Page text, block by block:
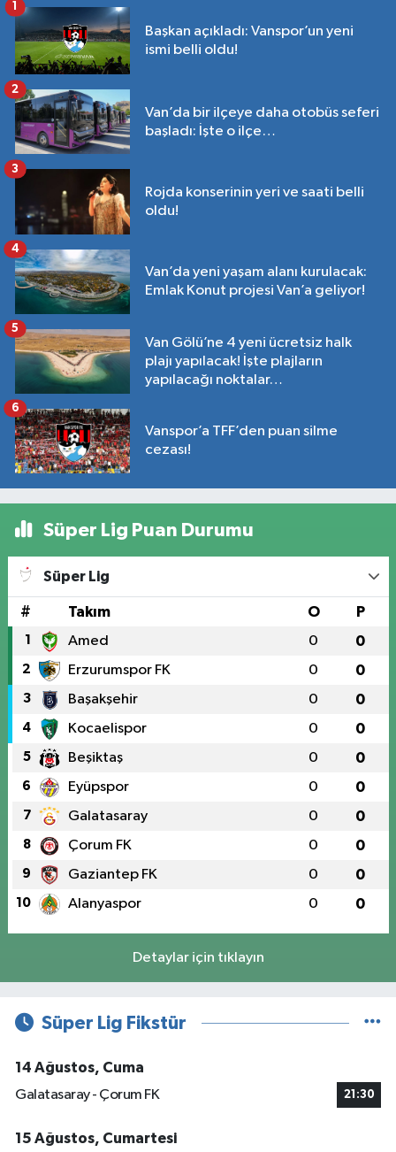
Başkan açıkladı: Vanspor’un yeni
ismi belli oldu!
1
Van’da bir ilçeye daha otobüs seferi
başladı: İşte o ilçe…
2
Rojda konserinin yeri ve saati belli
oldu!
3
Van’da yeni yaşam alanı kurulacak:
Emlak Konut projesi Van’a geliyor!
4
Van Gölü’ne 4 yeni ücretsiz halk
plajı yapılacak! İşte plajların
yapılacağı noktalar…
5
Vanspor’a TFF’den puan silme
cezası!
6
Süper Lig Puan Durumu
Süper Lig
# Takım O P
1 Amed 0 0
2 Erzurumspor FK 0 0
3 Başakşehir 0 0
4 Kocaelispor 0 0
5 Beşiktaş 0 0
6 Eyüpspor 0 0
7 Galatasaray 0 0
8 Çorum FK 0 0
9 Gaziantep FK 0 0
10 Alanyaspor 0 0
Detaylar için tıklayın
Süper Lig Fikstür
14 Ağustos, Cuma
Galatasaray - Çorum FK
21:30
15 Ağustos, Cumartesi